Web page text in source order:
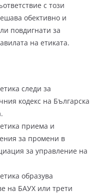
с този
обективно и
повдигнати за
на етиката.
следи за
кодекс на Българска
приема и
за промени в
за управление на
образува
на БАУХ или трети